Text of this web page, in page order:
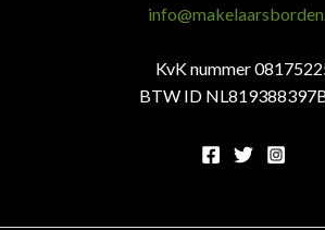
KvK nummer
BTW ID